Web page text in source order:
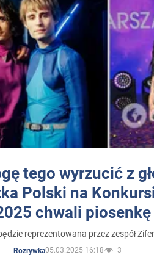
tego wyrzucić z
Polski na
chwali
reprezentowana przez zespół
Rozrywka05.03.2025 16:18 3